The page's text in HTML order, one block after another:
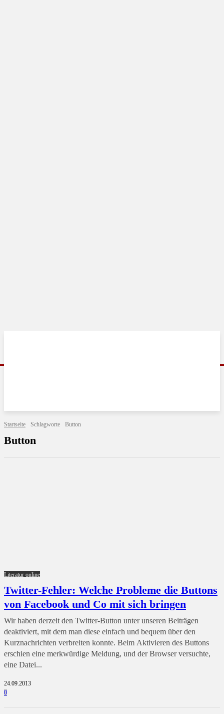
Startseite Schlagworte Button
Button
Literatur online
Twitter-Fehler: Welche Probleme die Buttons
von Facebook und Co mit sich bringen
Wir haben derzeit den Twitter-Button unter unseren Beiträgen
deaktiviert, mit dem man diese einfach und bequem über den
Kurznachrichten verbreiten konnte. Beim Aktivieren des Buttons
erschien eine merkwürdige Meldung, und der Browser versuchte,
eine Datei...
24.09.2013
0